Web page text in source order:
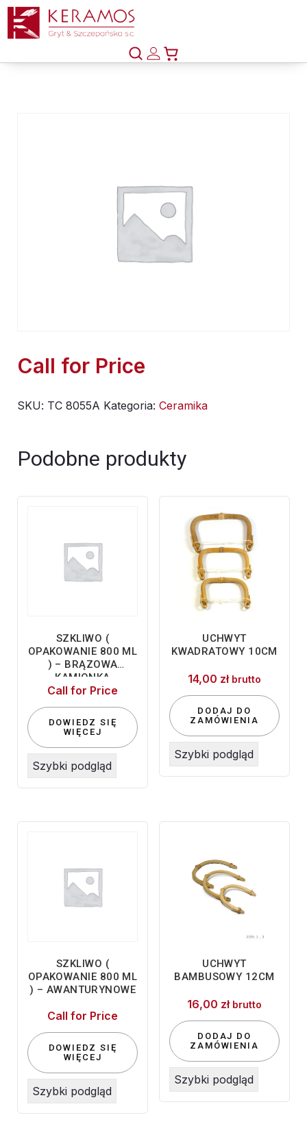
Call for Price
SKU: TC 8055A Kategoria: Ceramika
Podobne produkty
SZKLIWO (
OPAKOWANIE 800 ML
) – BRĄZOWA
KAMIONKA
Call for Price
DOWIEDZ SIĘ
WIĘCEJ
Szybki podgląd
UCHWYT
KWADRATOWY 10CM
14,00 zł brutto
DODAJ DO
ZAMÓWIENIA
Szybki podgląd
SZKLIWO (
OPAKOWANIE 800 ML
) – AWANTURYNOWE
Call for Price
DOWIEDZ SIĘ
WIĘCEJ
Szybki podgląd
UCHWYT
BAMBUSOWY 12CM
16,00 zł brutto
DODAJ DO
ZAMÓWIENIA
Szybki podgląd